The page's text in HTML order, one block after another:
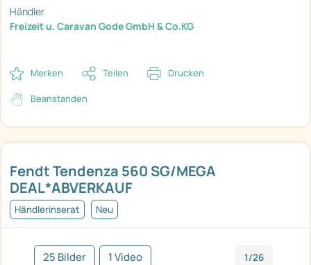
Fendt Tendenza 560 SG/MEGA
DEAL*ABVERKAUF
Händlerinserat Neu
25 Bilder 1 Video 1/26
Händler
Freizeit u. Caravan Gode GmbH & Co.KG
Merken Teilen Drucken
Beanstanden